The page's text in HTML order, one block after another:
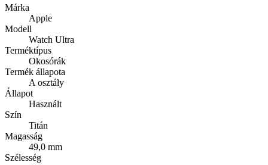
Márka
Apple
Modell
Watch Ultra
Terméktípus
Okosórák
Termék állapota
A osztály
Állapot
Használt
Szín
Titán
Magasság
49,0 mm
Szélesség